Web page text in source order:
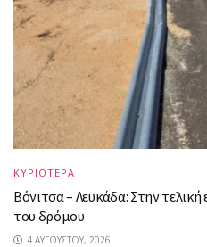
ΚΥΡΙΟΤΕΡΑ
Βόνιτσα – Λευκάδα: Στην
του δρόμου
4 ΑΥΓΟΎΣΤΟΥ, 2026